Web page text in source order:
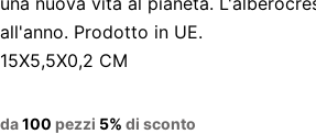
all'anno. Prodotto in UE.
15X5,5X0,2 CM
da100 pezzi 5% di sconto